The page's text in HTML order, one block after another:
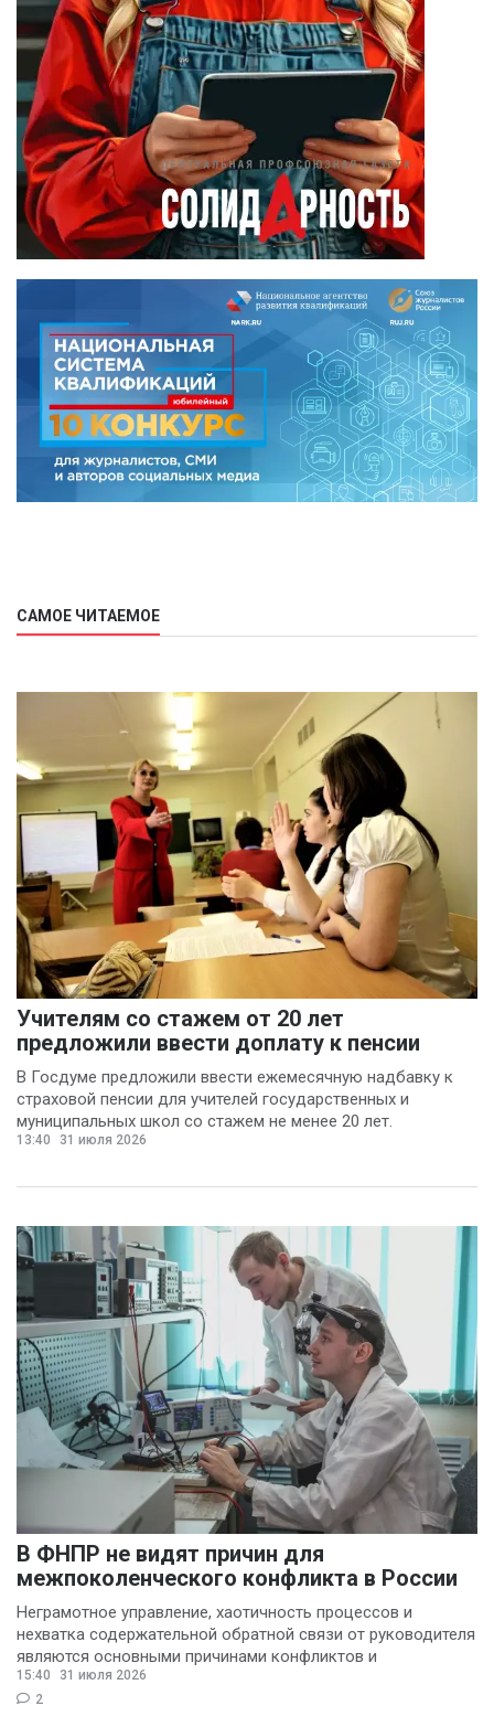
САМОЕ ЧИТАЕМОЕ
Учителям со стажем от 20 лет
предложили ввести доплату к пенсии
В Госдуме предложили ввести ежемесячную надбавку к
страховой пенсии для учителей государственных и
муниципальных школ со стажем не менее 20 лет.
13:40 31 июля 2026
В ФНПР не видят причин для
межпоколенческого конфликта в России
Неграмотное управление, хаотичность процессов и
нехватка содержательной обратной связи от руководителя
являются основными причинами конфликтов и
раздражения в
15:40
31 июля 2026
2